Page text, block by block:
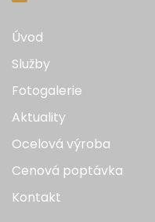
Úvod
Služby
Fotogalerie
Aktuality
Ocelová výroba
Cenová poptávka
Kontakt